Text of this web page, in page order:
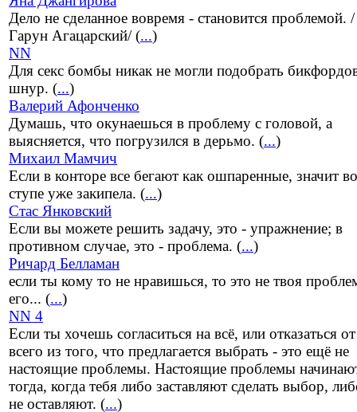
Дело не сделанное вовремя - становится проблемой. /
Гарун Агацарский/ (...)
NN
Для секс бомбы никак не могли подобрать
шнур. (...)
Валерий Афонченко
Думашь, что окунаешься в проблему с головой, а
выясняется, что погрузился в дерьмо. (...)
Михаил Мамчич
Если в конторе все бегают как ошпаренные, значит
ступе уже закипела. (...)
Стас Янковский
Если вы можете решить задачу, это - упражнение; в
противном случае, это - проблема. (...)
Ричард Белламан
если ты кому то не нравишься, то это не твоя
его... (...)
NN 4
Если ты хочешь согласиться на всё, или отказаться от
всего из того, что предлагается выбрать - это ещё не
настоящие проблемы. Настоящие проблемы
тогда, когда тебя либо заставляют сделать выбор,
не оставляют. (...)